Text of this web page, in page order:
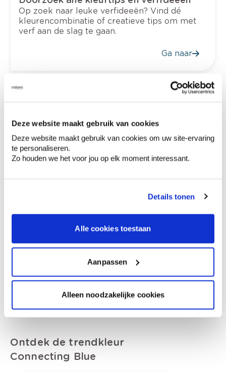
Deze website maakt gebruik van cookies
Deze website maakt gebruik van cookies om uw site-ervaring
te personaliseren.
Zo houden we het voor jou op elk moment interessant.
Details tonen
Alle cookies toestaan
Aanpassen
Alleen noodzakelijke cookies
Op zoek naar leuke verfideeën? Vind dé
kleurencombinatie of creatieve tips om met
verf aan de slag te gaan.
Ga naar
Verftips & verfadvies
Hulp nodig bij een doe het zelf project?
tot een goed einde te brengen.
Ontdek de trendkleur
Connecting Blue